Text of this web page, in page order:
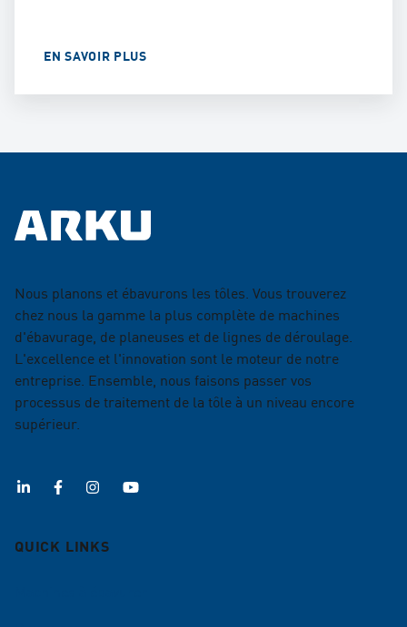
EN SAVOIR PLUS
Nous planons et ébavurons les tôles. Vous trouverez
chez nous la gamme la plus complète de machines
d'ébavurage, de planeuses et de lignes de déroulage.
L'excellence et l'innovation sont le moteur de notre
entreprise. Ensemble, nous faisons passer vos
processus de traitement de la tôle à un niveau encore
supérieur.
QUICK LINKS